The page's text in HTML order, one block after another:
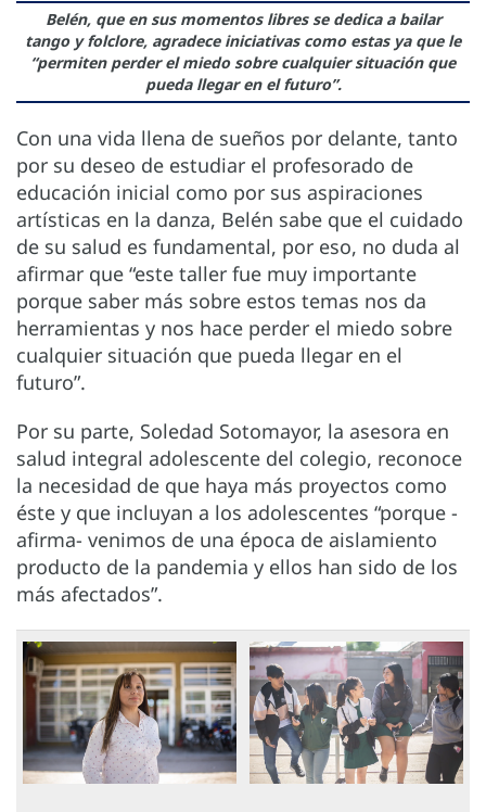
Belén, que en sus momentos libres se dedica a bailar
tango y folclore, agradece iniciativas como estas ya que le
“permiten perder el miedo sobre cualquier situación que
pueda llegar en el futuro”.
Con una vida llena de sueños por delante, tanto
por su deseo de estudiar el profesorado de
educación inicial como por sus aspiraciones
artísticas en la danza, Belén sabe que el cuidado
de su salud es fundamental, por eso, no duda al
afirmar que “este taller fue muy importante
porque saber más sobre estos temas nos da
herramientas y nos hace perder el miedo sobre
cualquier situación que pueda llegar en el
futuro”.
Por su parte, Soledad Sotomayor, la asesora en
salud integral adolescente del colegio, reconoce
la necesidad de que haya más proyectos como
éste y que incluyan a los adolescentes “porque -
afirma- venimos de una época de aislamiento
producto de la pandemia y ellos han sido de los
más afectados”.